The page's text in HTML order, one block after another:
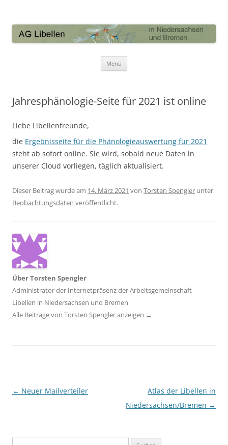
Bremen
Menü
Jahresphänologie-Seite für 2021 ist online
Liebe Libellenfreunde,
die Ergebnisseite für die Phänologieauswertung für 2021
steht ab sofort online. Sie wird, sobald neue Daten in
unserer Cloud vorliegen, täglich aktualisiert.
Dieser Beitrag wurde am 14. März 2021 von Torsten Spengler unter
Beobachtungsdaten veröffentlicht.
Über Torsten Spengler
Administrator der Internetpräsenz der Arbeitsgemeinschaft
Libellen in Niedersachsen und Bremen
Alle Beiträge von Torsten Spengler anzeigen →
Beitragsnavigation
← Neuer Mailverteiler
Atlas der Libellen in
Niedersachsen/Bremen →